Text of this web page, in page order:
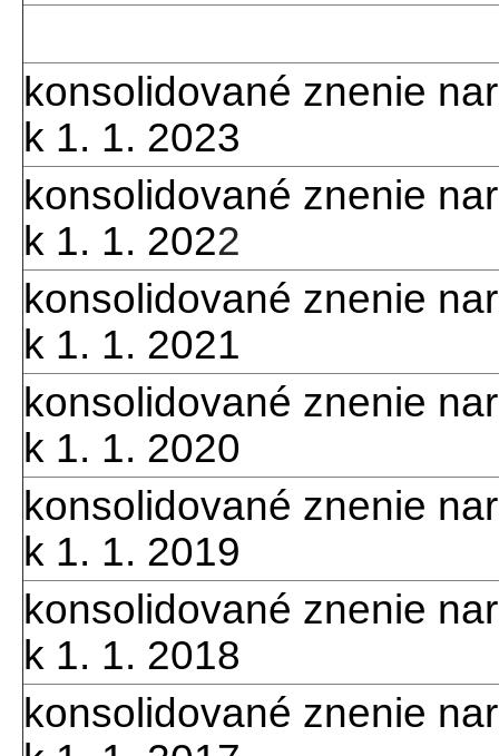
konsolidované znenie
k 1. 1. 2023
konsolidované znenie
k 1. 1. 2022
konsolidované znenie
k 1. 1. 2021
konsolidované znenie
k 1. 1. 2020
konsolidované znenie
k 1. 1. 2019
konsolidované znenie
k 1. 1. 2018
konsolidované znenie